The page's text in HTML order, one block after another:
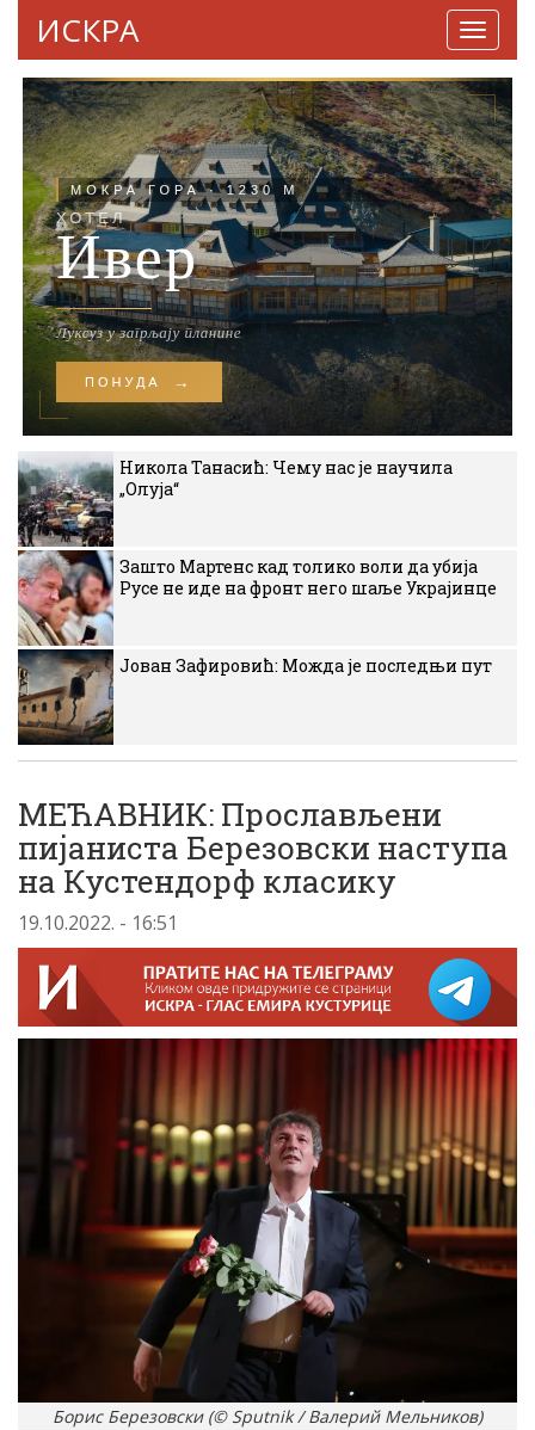
ИСКРА
Никола Танасић: Чему нас је научила
„Олуја“
Зашто Мартенс кад толико воли да убија
Русе не иде на фронт него шаље Украјинце
Јован Зафировић: Можда је последњи пут
МЕЋАВНИК: Прослављени
пијаниста Березовски наступа
на Кустендорф класику
19.10.2022. - 16:51
Борис Березовски (© Sputnik / Валерий Мельников)